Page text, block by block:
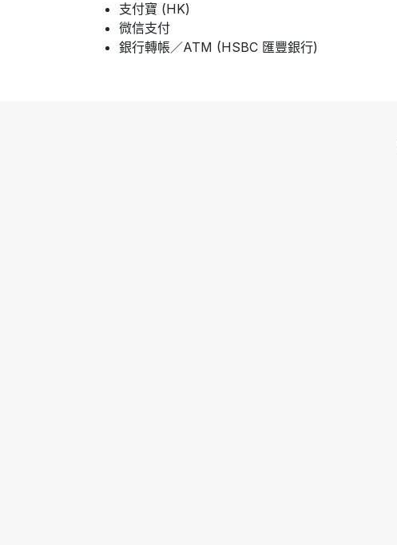
支付寶 (HK)
微信支付
銀行轉帳／ATM (HSBC 匯豐銀行)